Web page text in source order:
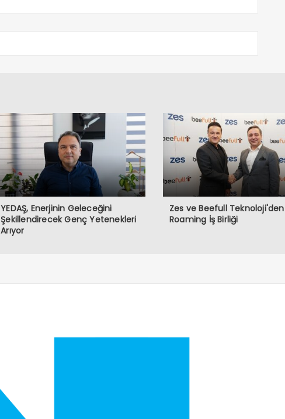
YEDAŞ, Enerjinin Geleceğini
Şekillendirecek Genç Yetenekleri
Arıyor
Zes ve Beefull Teknoloji'den
Roaming İş Birliği